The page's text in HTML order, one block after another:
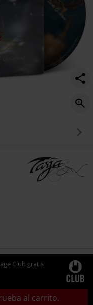
Club gratis
al carrito.